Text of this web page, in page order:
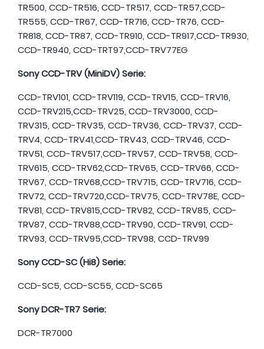
TR500, CCD-TR516, CCD-TR517, CCD-TR57,CCD-
TR555, CCD-TR67, CCD-TR716, CCD-TR76, CCD-
TR818, CCD-TR87, CCD-TR910, CCD-TR917,CCD-TR930,
CCD-TR940, CCD-TRT97,CCD-TRV77EG
Sony CCD-TRV (MiniDV) Serie:
CCD-TRV101, CCD-TRV119, CCD-TRV15, CCD-TRV16,
CCD-TRV215,CCD-TRV25, CCD-TRV3000, CCD-
TRV315, CCD-TRV35, CCD-TRV36, CCD-TRV37, CCD-
TRV4, CCD-TRV41,CCD-TRV43, CCD-TRV46, CCD-
TRV51, CCD-TRV517,CCD-TRV57, CCD-TRV58, CCD-
TRV615, CCD-TRV62,CCD-TRV65, CCD-TRV66, CCD-
TRV67, CCD-TRV68,CCD-TRV715, CCD-TRV716, CCD-
TRV72, CCD-TRV720,CCD-TRV75, CCD-TRV78E, CCD-
TRV81, CCD-TRV815,CCD-TRV82, CCD-TRV85, CCD-
TRV87, CCD-TRV88,CCD-TRV90, CCD-TRV91, CCD-
TRV93, CCD-TRV95,CCD-TRV98, CCD-TRV99
Sony CCD-SC (Hi8) Serie:
CCD-SC5, CCD-SC55, CCD-SC65
Sony DCR-TR7 Serie:
DCR-TR7000